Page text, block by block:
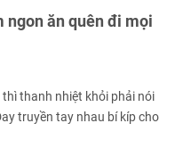
ngon ăn quên đi mọi
thanh nhiệt khỏi phải nói
truyền tay nhau bí kíp cho